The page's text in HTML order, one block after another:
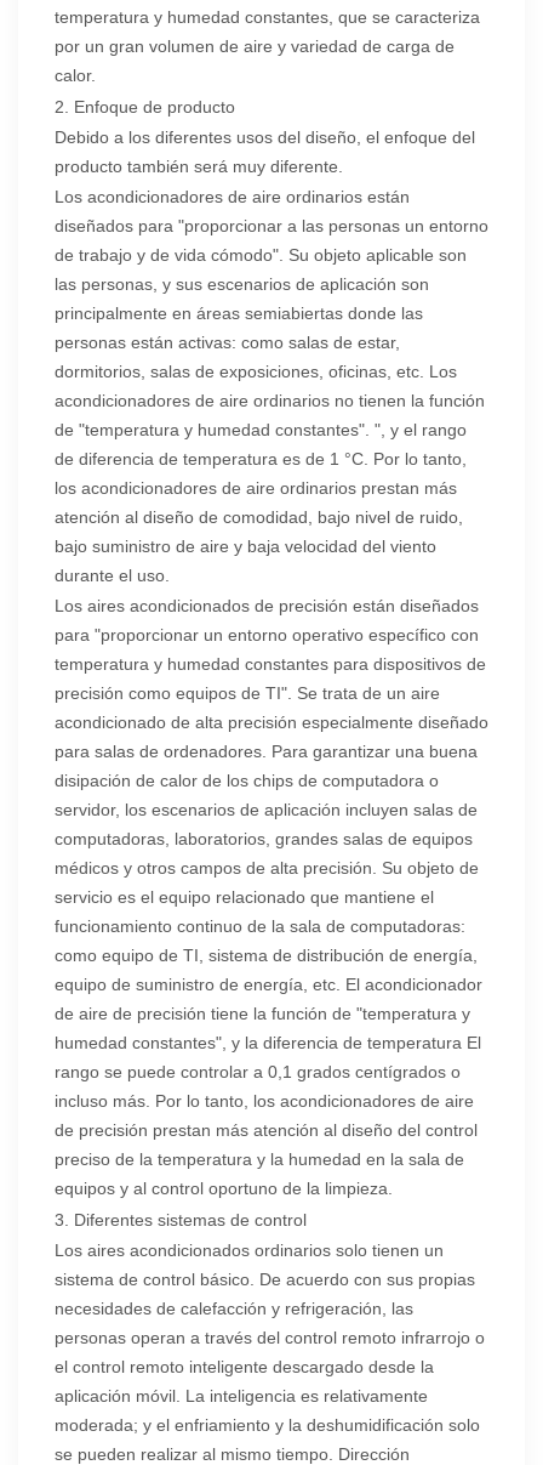
temperatura y humedad constantes, que se caracteriza
por un gran volumen de aire y variedad de carga de
calor.
2. Enfoque de producto
Debido a los diferentes usos del diseño, el enfoque del
producto también será muy diferente.
Los acondicionadores de aire ordinarios están
diseñados para "proporcionar a las personas un entorno
de trabajo y de vida cómodo". Su objeto aplicable son
las personas, y sus escenarios de aplicación son
principalmente en áreas semiabiertas donde las
personas están activas: como salas de estar,
dormitorios, salas de exposiciones, oficinas, etc. Los
acondicionadores de aire ordinarios no tienen la función
de "temperatura y humedad constantes". ", y el rango
de diferencia de temperatura es de 1 °C. Por lo tanto,
los acondicionadores de aire ordinarios prestan más
atención al diseño de comodidad, bajo nivel de ruido,
bajo suministro de aire y baja velocidad del viento
durante el uso.
Los aires acondicionados de precisión están diseñados
para "proporcionar un entorno operativo específico con
temperatura y humedad constantes para dispositivos de
precisión como equipos de TI". Se trata de un aire
acondicionado de alta precisión especialmente diseñado
para salas de ordenadores. Para garantizar una buena
disipación de calor de los chips de computadora o
servidor, los escenarios de aplicación incluyen salas de
computadoras, laboratorios, grandes salas de equipos
médicos y otros campos de alta precisión. Su objeto de
servicio es el equipo relacionado que mantiene el
funcionamiento continuo de la sala de computadoras:
como equipo de TI, sistema de distribución de energía,
equipo de suministro de energía, etc. El acondicionador
de aire de precisión tiene la función de "temperatura y
humedad constantes", y la diferencia de temperatura El
rango se puede controlar a 0,1 grados centígrados o
incluso más. Por lo tanto, los acondicionadores de aire
de precisión prestan más atención al diseño del control
preciso de la temperatura y la humedad en la sala de
equipos y al control oportuno de la limpieza.
3. Diferentes sistemas de control
Los aires acondicionados ordinarios solo tienen un
sistema de control básico. De acuerdo con sus propias
necesidades de calefacción y refrigeración, las
personas operan a través del control remoto infrarrojo o
el control remoto inteligente descargado desde la
aplicación móvil. La inteligencia es relativamente
moderada; y el enfriamiento y la deshumidificación solo
se pueden realizar al mismo tiempo. Dirección